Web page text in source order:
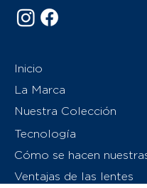
Inicio
La Marca
Nuestra Colección
Tecnología
Cómo se hacen
Ventajas de las lentes